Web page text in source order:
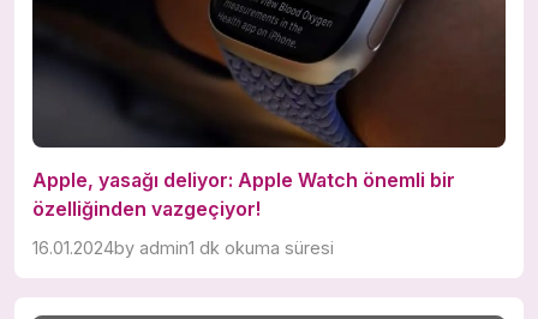
Apple, yasağı deliyor: Apple Watch önemli bir
özelliğinden vazgeçiyor!
16.01.2024by admin1 dk okuma süresi